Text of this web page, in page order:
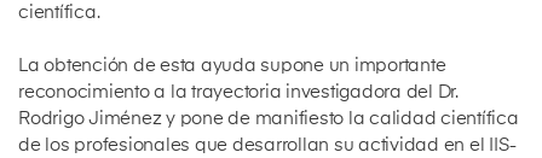
científica.
La obtención de esta ayuda supone un importante
reconocimiento a la trayectoria investigadora del Dr.
Rodrigo Jiménez y pone de manifiesto la calidad científica
de los profesionales que desarrollan su actividad en el IIS-